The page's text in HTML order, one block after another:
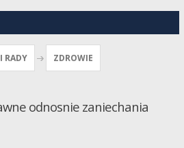
RADY ZDROWIE
odnosnie zaniechania